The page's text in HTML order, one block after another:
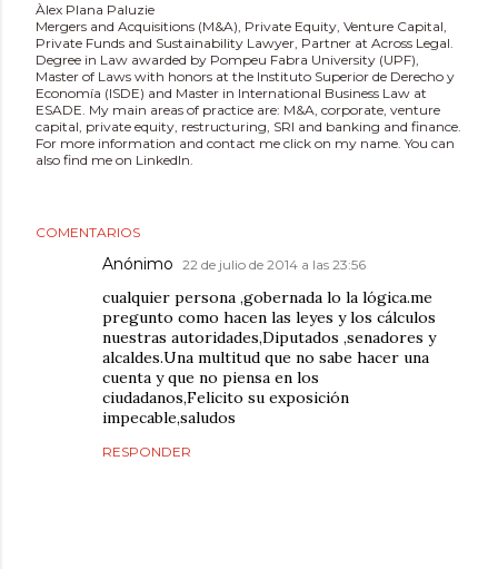
Àlex Plana Paluzie
Mergers and Acquisitions (M&A), Private Equity, Venture Capital,
Private Funds and Sustainability Lawyer, Partner at Across Legal.
Degree in Law awarded by Pompeu Fabra University (UPF),
Master of Laws with honors at the Instituto Superior de Derecho y
Economía (ISDE) and Master in International Business Law at
ESADE. My main areas of practice are: M&A, corporate, venture
capital, private equity, restructuring, SRI and banking and finance.
For more information and contact me click on my name. You can
also find me on LinkedIn.
COMENTARIOS
Anónimo 22 de julio de 2014 a las 23:56
cualquier persona ,gobernada lo la lógica.me
pregunto como hacen las leyes y los cálculos
nuestras autoridades,Diputados ,senadores y
alcaldes.Una multitud que no sabe hacer una
cuenta y que no piensa en los
ciudadanos,Felicito su exposición
impecable,saludos
RESPONDER